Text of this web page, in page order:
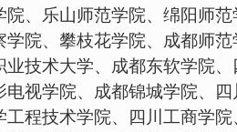
院、乐山师范学院、绵阳师
学院、攀枝花学院、成都师
业技术大学、成都东软学院
电视学院、成都锦城学院、
工程技术学院、四川工商学